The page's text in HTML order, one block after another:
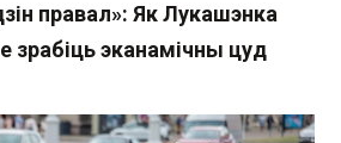
правал»: Як Лукашэнка
зрабіць эканамічны цуд